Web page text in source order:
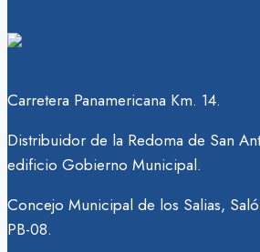
Carretera Panamericana Km. 14.
Distribuidor de la Redoma de San
edificio Gobierno Municipal.
Concejo Municipal de los Salias,
PB-08.